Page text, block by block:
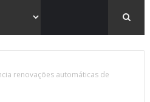
renovações automáticas de